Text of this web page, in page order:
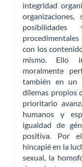
integridad
procedimentales
con los
mismo. Ello
moralmente
también en un
dilemas propios
prioritario
humanos y
igualdad de
positiva. Por
hincapié en la
sexual, la